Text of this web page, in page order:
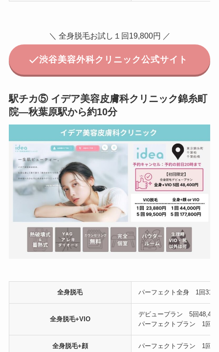
＼ 全身脱毛お試し１回19,800円 ／
渋谷美容外科クリニック公式サイト
駅チカ⑤ イデア美容皮膚科クリニック錦糸町
院—秋葉原駅から約10分
全身脱毛 パーフェクト全身 1回
全身脱毛+VIO
デビュープラン 5回48,400
パーフェクトプラン 1回
全身脱毛+顔 パーフェクトプラン 1回